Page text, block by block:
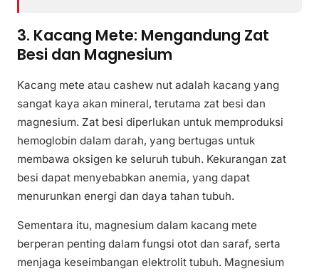
3. Kacang Mete: Mengandung Zat
Besi dan Magnesium
Kacang mete atau cashew nut adalah kacang yang
sangat kaya akan mineral, terutama zat besi dan
magnesium. Zat besi diperlukan untuk memproduksi
hemoglobin dalam darah, yang bertugas untuk
membawa oksigen ke seluruh tubuh. Kekurangan zat
besi dapat menyebabkan anemia, yang dapat
menurunkan energi dan daya tahan tubuh.
Sementara itu, magnesium dalam kacang mete
berperan penting dalam fungsi otot dan saraf, serta
menjaga keseimbangan elektrolit tubuh. Magnesium